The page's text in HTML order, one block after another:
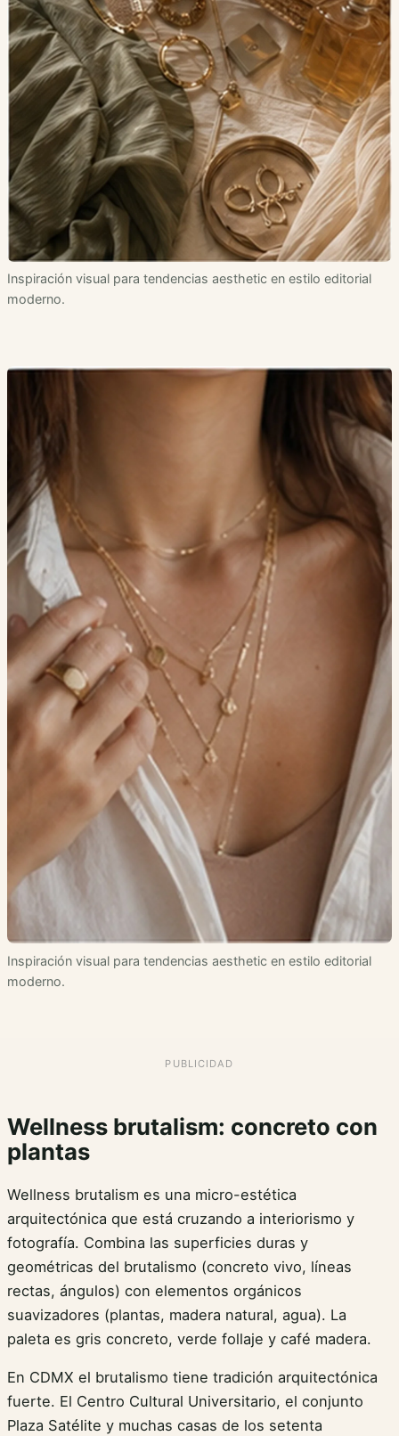
Inspiración visual para tendencias aesthetic en estilo editorial
moderno.
Inspiración visual para tendencias aesthetic en estilo editorial
moderno.
Wellness brutalism: concreto con
plantas
Wellness brutalism es una micro-estética
arquitectónica que está cruzando a interiorismo y
fotografía. Combina las superficies duras y
geométricas del brutalismo (concreto vivo, líneas
rectas, ángulos) con elementos orgánicos
suavizadores (plantas, madera natural, agua). La
paleta es gris concreto, verde follaje y café madera.
En CDMX el brutalismo tiene tradición arquitectónica
fuerte. El Centro Cultural Universitario, el conjunto
Plaza Satélite y muchas casas de los setenta